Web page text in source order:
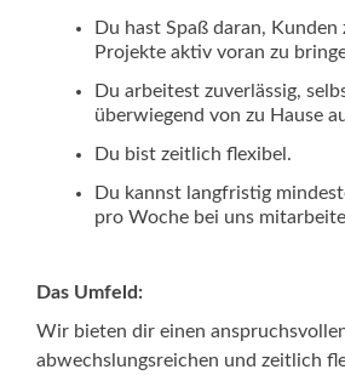
Du hast Spaß daran, Kunden
Projekte aktiv voran zu
Du arbeitest zuverlässig,
überwiegend von zu Hause
Du bist zeitlich flexibel.
Du kannst langfristig
pro Woche bei uns
Das Umfeld:
Wir bieten dir einen
abwechslungsreichen und zeitlich